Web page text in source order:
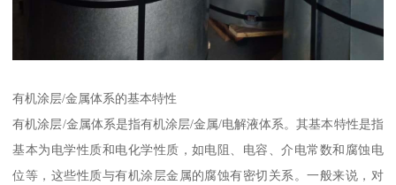
有机涂层/金属体系的基本特性
有机涂层/金属体系是指有机涂层/金属/电解液体系。其基本特性是指
基本为电学性质和电化学性质，如电阻、电容、介电常数和腐蚀电
位等，这些性质与有机涂层金属的腐蚀有密切关系。一般来说，对